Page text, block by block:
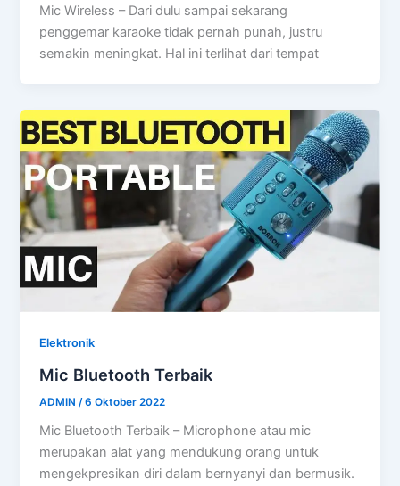
Mic Wireless – Dari dulu sampai sekarang
penggemar karaoke tidak pernah punah, justru
semakin meningkat. Hal ini terlihat dari tempat
Elektronik
Mic Bluetooth Terbaik
ADMIN /6 Oktober 2022
Mic Bluetooth Terbaik – Microphone atau mic
merupakan alat yang mendukung orang untuk
mengekpresikan diri dalam bernyanyi dan bermusik.